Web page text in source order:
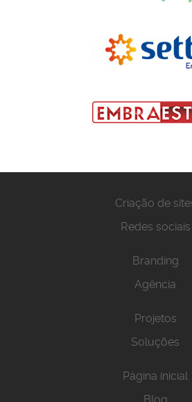
Criação de
Redes sociais
Branding
Agência
Projetos
Soluções
Página inicial